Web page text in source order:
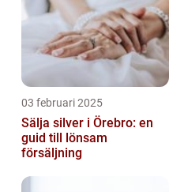
03 februari 2025
Sälja silver i Örebro: en
guid till lönsam
försäljning